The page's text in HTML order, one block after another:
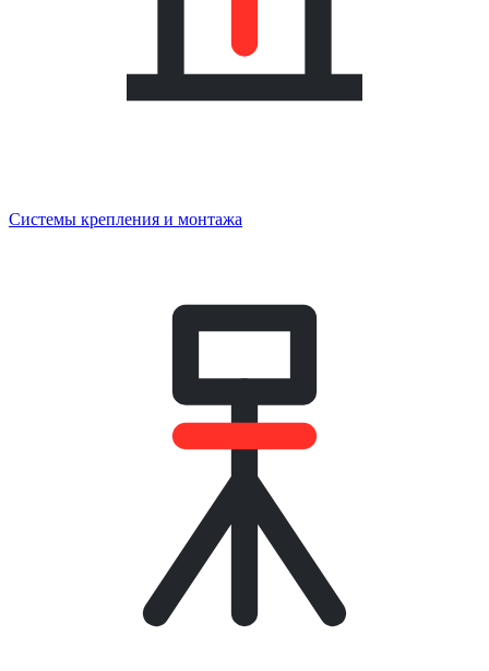
Системы крепления и монтажа